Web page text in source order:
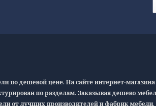
дешевой цене. На сайте интернет-магазина
по разделам. Заказывая дешево
от лучших производителей и фабрик